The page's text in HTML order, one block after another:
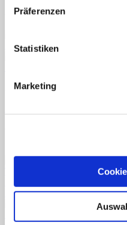
Präferenzen
Statistiken
Marketing
Ähnliche Produkte
Anfangsunterricht